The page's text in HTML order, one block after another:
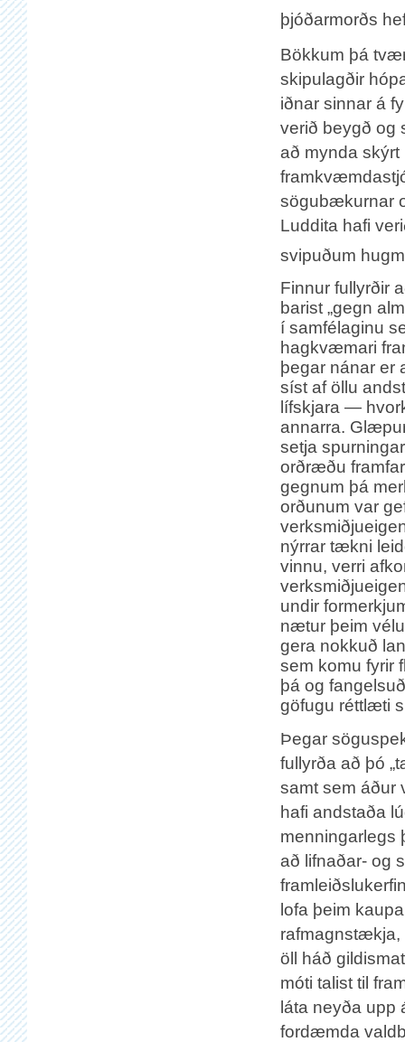
þjóðarmorðs
Bökkum þá
skipulagðir
iðnar sinnar á
verið beygð og
að mynda skýrt
sögubækurnar
Luddita hafi
svipuðum
Finnur fullyrðir
barist „gegn
í samfélaginu
hagkvæmari
þegar nánar er
síst af öllu
lífskjara —
annarra.
setja
orðræðu
gegnum þá
orðunum var
nýrrar tækni
vinnu, verri
undir
nætur þeim
gera nokkuð
sem komu fyrir
þá og
göfugu réttlæti
Þegar
fullyrða að þó
samt sem áður
hafi andstaða
menningarlegs
að lifnaðar- og
lofa þeim
öll háð
móti talist til
láta neyða upp
fordæmda